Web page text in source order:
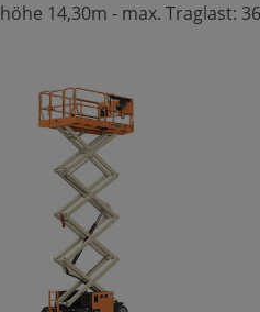
14,30m - max. Traglast: